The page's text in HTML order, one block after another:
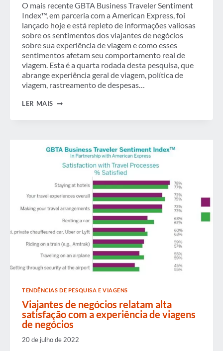
O mais recente GBTA Business Traveler Sentiment
Index™, em parceria com a American Express, foi
lançado hoje e está repleto de informações valiosas
sobre os sentimentos dos viajantes de negócios
sobre sua experiência de viagem e como esses
sentimentos afetam seu comportamento real de
viagem. Esta é a quarta rodada desta pesquisa, que
abrange experiência geral de viagem, política de
viagem, rastreamento de despesas…
LER MAIS 7
DO
VIAJANTE
TENDÊNCIAS DE PESQUISA E VIAGENS
Viajantes de negócios relatam alta
satisfação com a experiência de viagens
de negócios
20 de julho de 2022